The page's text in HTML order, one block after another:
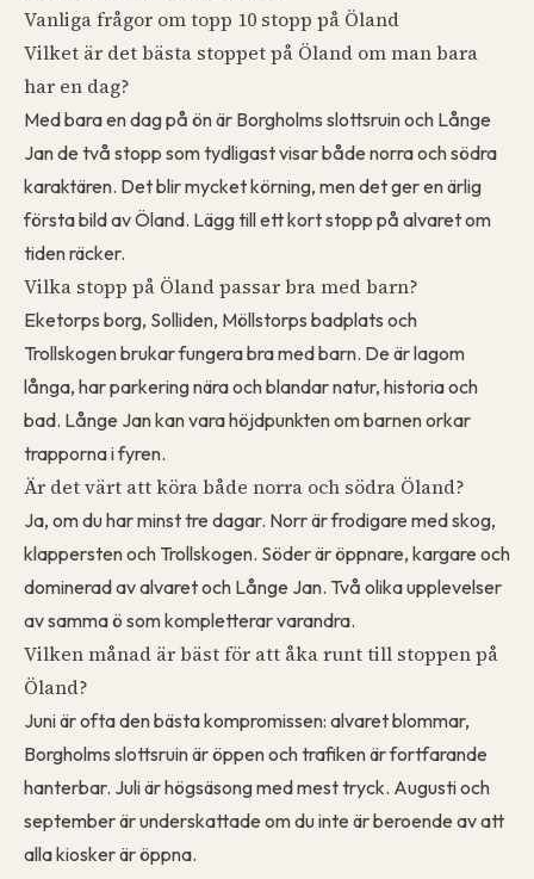
Vanliga frågor om topp 10 stopp på Öland
Vilket är det bästa stoppet på Öland om man bara
har en dag?
Med bara en dag på ön är Borgholms slottsruin och Långe
Jan de två stopp som tydligast visar både norra och södra
karaktären. Det blir mycket körning, men det ger en ärlig
första bild av Öland. Lägg till ett kort stopp på alvaret om
tiden räcker.
Vilka stopp på Öland passar bra med barn?
Eketorps borg, Solliden, Möllstorps badplats och
Trollskogen brukar fungera bra med barn. De är lagom
långa, har parkering nära och blandar natur, historia och
bad. Långe Jan kan vara höjdpunkten om barnen orkar
trapporna i fyren.
Är det värt att köra både norra och södra Öland?
Ja, om du har minst tre dagar. Norr är frodigare med skog,
klappersten och Trollskogen. Söder är öppnare, kargare och
dominerad av alvaret och Långe Jan. Två olika upplevelser
av samma ö som kompletterar varandra.
Vilken månad är bäst för att åka runt till stoppen på
Öland?
Juni är ofta den bästa kompromissen: alvaret blommar,
Borgholms slottsruin är öppen och trafiken är fortfarande
hanterbar. Juli är högsäsong med mest tryck. Augusti och
september är underskattade om du inte är beroende av att
alla kiosker är öppna.